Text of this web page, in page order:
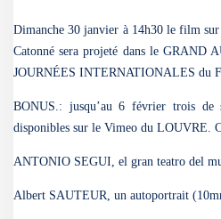
Dimanche 30 janvier à 14h30 le film
Catonné sera projeté dans le GRAND
JOURNÉES INTERNATIONALES du
BONUS.: jusqu’au 6 février trois de
disponibles sur le Vimeo du LOUVRE.
ANTONIO SEGUI, el gran teatro del
Albert SAUTEUR, un autoportrait